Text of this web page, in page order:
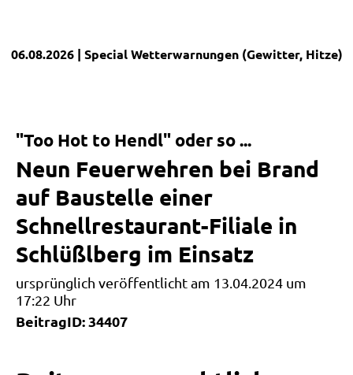
06.08.2026 | SpecialWetterwarnungen (Gewitter, Hitze)
"Too Hot to Hendl" oder so ...
Neun Feuerwehren bei Brand
auf Baustelle einer
Schnellrestaurant-Filiale in
Schlüßlberg im Einsatz
ursprünglich veröffentlicht am 13.04.2024 um
17:22 Uhr
BeitragID: 34407